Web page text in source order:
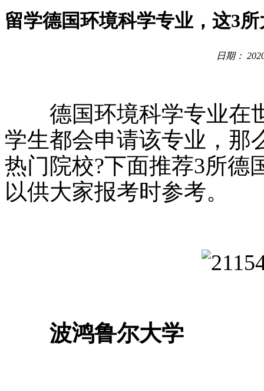
留学德国环境科学专业，这3
日期：
德国环境科学专业在
学生都会申请该专业，那
热门院校?下面推荐3所德
以供大家报考时参考。
波鸿鲁尔大学